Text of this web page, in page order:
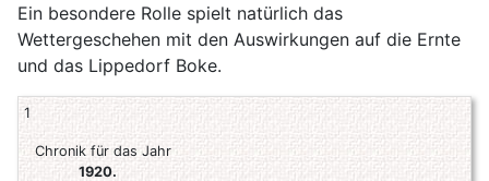
Ein besondere Rolle spielt natürlich das
Wettergeschehen mit den Auswirkungen auf die Ernte
und das Lippedorf Boke.
1
Chronik für das Jahr
1920.